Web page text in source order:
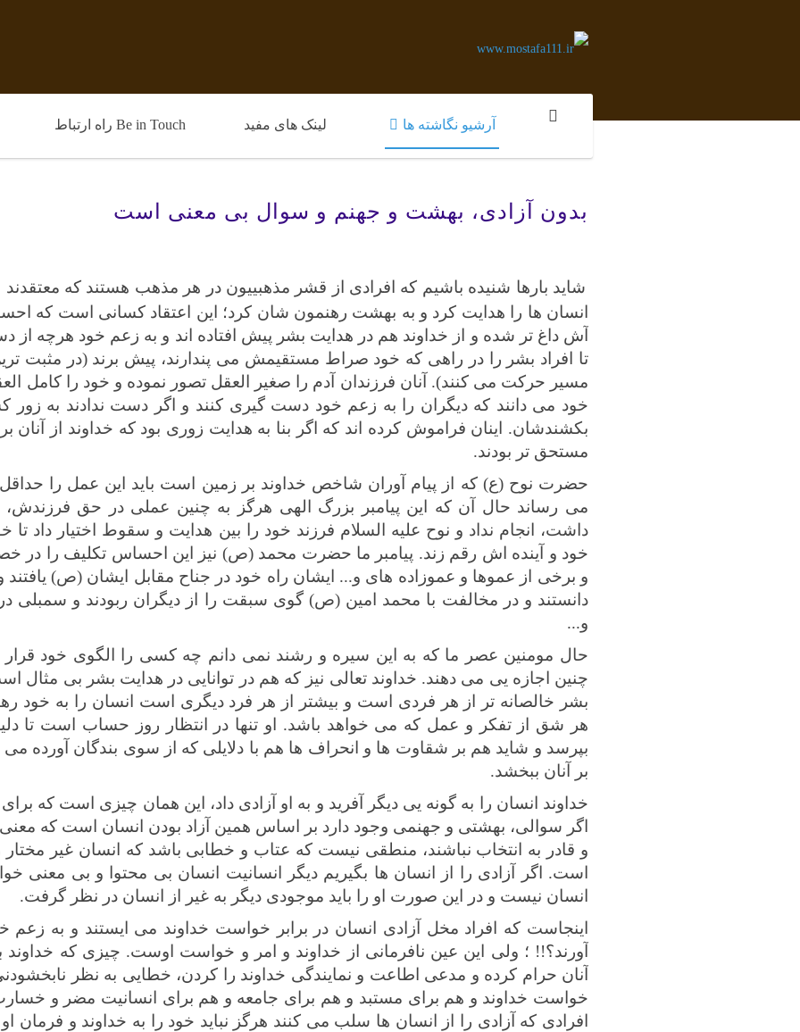
آرشیو نگاشته ها لینک های مفید Be in Touch راه ارتباط
بدون آزادی، بهشت و جهنم و سوال بی معنی است
شاید بارها شنیده باشیم که افرادی از قشر مذهبییون در هر مذهب هستند که
انسان ها را هدایت کرد و به بهشت رهنمون شان کرد؛ این اعتقاد کسانی است که
آش داغ تر شده و از خداوند هم در هدایت بشر پیش افتاده اند و به زعم خود هرچه
تا افراد بشر را در راهی که خود صراط مستقیمش می پندارند، پیش برند (در مثبت
مسیر حرکت می کنند). آنان فرزندان آدم را صغیر العقل تصور نموده و خود را کامل
خود می دانند که دیگران را به زعم خود دست گیری کنند و اگر دست ندادند به
بکشندشان. اینان فراموش کرده اند که اگر بنا به هدایت زوری بود که خداوند از آنان
مستحق تر بودند.
حضرت نوح (ع) که از پیام آوران شاخص خداوند بر زمین است باید این عمل را
می رساند حال آن که این پیامبر بزرگ الهی هرگز به چنین عملی در حق
داشت، انجام نداد و نوح علیه السلام فرزند خود را بین هدایت و سقوط اختیار داد تا
خود و آینده اش رقم زند. پیامبر ما حضرت محمد (ص) نیز این احساس تکلیف را در
و برخی از عموها و عموزاده های و... ایشان راه خود در جناح مقابل ایشان (ص)
دانستند و در مخالفت با محمد امین (ص) گوی سبقت را از دیگران ربودند و سمبلی
و...
حال مومنین عصر ما که به این سیره و رشند نمی دانم چه کسی را الگوی خود قرار
چنین اجازه یی می دهند. خداوند تعالی نیز که هم در توانایی در هدایت بشر بی
بشر خالصانه تر از هر فردی است و بیشتر از هر فرد دیگری است انسان را به خود
هر شق از تفکر و عمل که می خواهد باشد. او تنها در انتظار روز حساب است تا
بپرسد و شاید هم بر شقاوت ها و انحراف ها هم با دلایلی که از سوی بندگان آورده
بر آنان ببخشد.
خداوند انسان را به گونه یی دیگر آفرید و به او آزادی داد، این همان چیزی است که
اگر سوالی، بهشتی و جهنمی وجود دارد بر اساس همین آزاد بودن انسان است که معنی
و قادر به انتخاب نباشند، منطقی نیست که عتاب و خطابی باشد که انسان غیر
است. اگر آزادی را از انسان ها بگیریم دیگر انسانیت انسان بی محتوا و بی معنی
انسان نیست و در این صورت او را باید موجودی دیگر به غیر از انسان در نظر گرفت.
اینجاست که افراد مخل آزادی انسان در برابر خواست خداوند می ایستند و به
آورند؟!! ؛ ولی این عین نافرمانی از خداوند و امر و خواست اوست. چیزی که خداوند
آنان حرام کرده و مدعی اطاعت و نمایندگی خداوند را کردن، خطایی به نظر
خواست خداوند و هم برای مستبد و هم برای جامعه و هم برای انسانیت مضر و
افرادی که آزادی را از انسان ها سلب می کنند هرگز نباید خود را به خداوند و فرمان